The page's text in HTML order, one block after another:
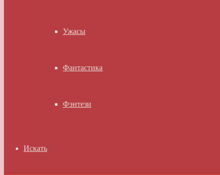
Ужасы
Фантастика
Фэнтези
Искать